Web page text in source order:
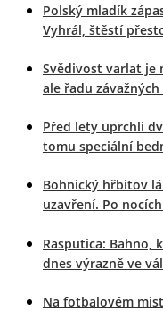
Polský mladík
Vyhrál, štěstí
Svědivost varlat je
ale řadu
Před lety uprchli
tomu speciální
Bohnický hřbitov
uzavření. Po
Rasputica: Bahno,
dnes výrazně ve
Na fotbalovém